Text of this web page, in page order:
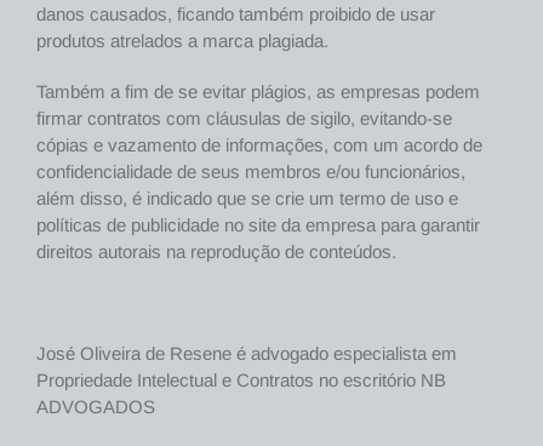
danos causados, ficando também proibido de usar
produtos atrelados a marca plagiada.
Também a fim de se evitar plágios, as empresas podem
firmar contratos com cláusulas de sigilo, evitando-se
cópias e vazamento de informações, com um acordo de
confidencialidade de seus membros e/ou funcionários,
além disso, é indicado que se crie um termo de uso e
políticas de publicidade no site da empresa para garantir
direitos autorais na reprodução de conteúdos.
José Oliveira de Resene é advogado especialista em
Propriedade Intelectual e Contratos no escritório NB
ADVOGADOS